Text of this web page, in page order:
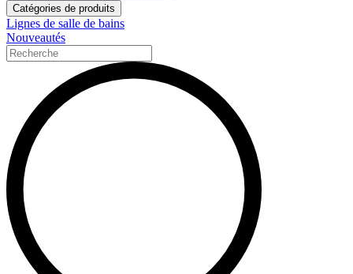
Catégories de produits
Lignes de salle de bains
Nouveautés